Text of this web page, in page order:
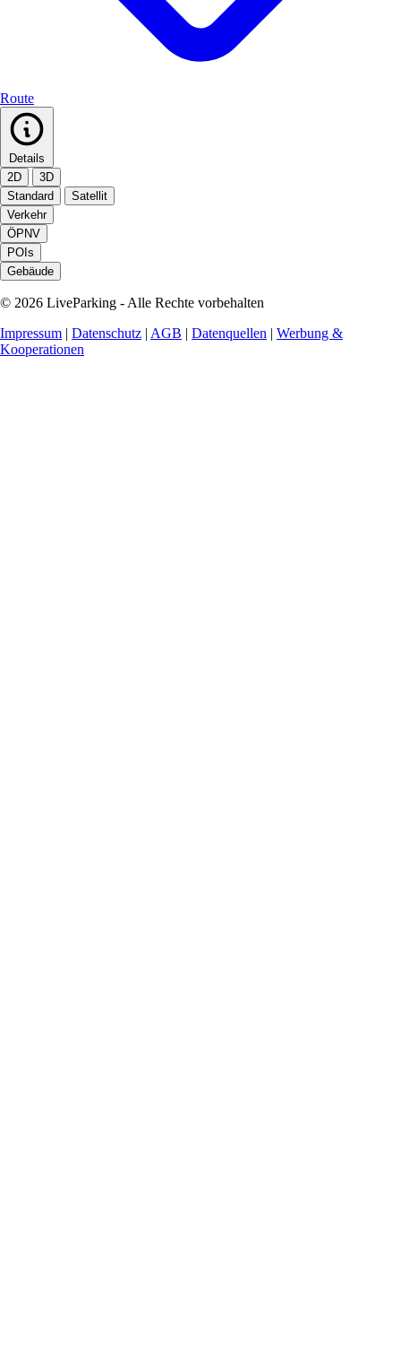
Route
Details
2D
3D
Standard
Satellit
Verkehr
ÖPNV
POIs
Gebäude
© 2026 LiveParking - Alle Rechte vorbehalten
Impressum | Datenschutz | AGB | Datenquellen | Werbung &
Kooperationen